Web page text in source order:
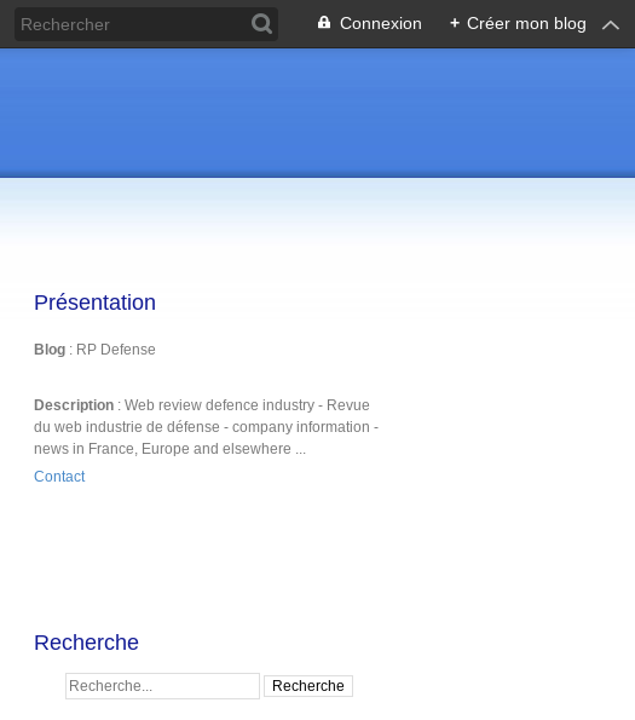
Connexion + Créer mon blog
Présentation
Blog : RP Defense
Description : Web review defence industry - Revue
du web industrie de défense - company information -
news in France, Europe and elsewhere ...
Contact
Recherche